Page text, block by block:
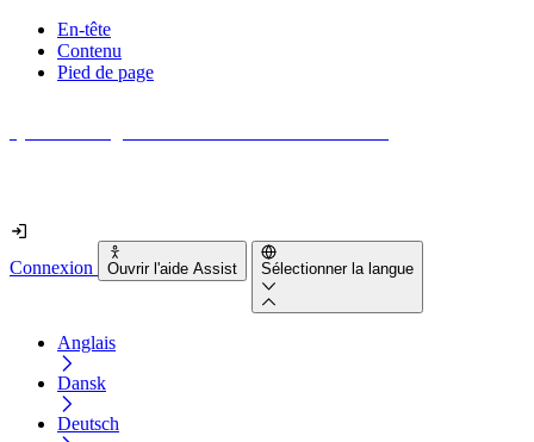
En-tête
Contenu
Pied de page
Connexion Ouvrir l'aide Assist Sélectionner la langue
Anglais
Dansk
Deutsch